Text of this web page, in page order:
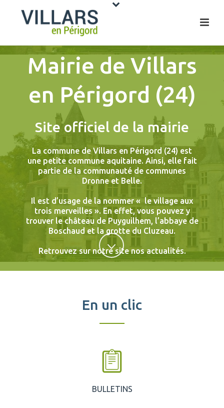
Mairie de Villars
en Périgord (24)
Site officiel de la mairie
La commune de Villars en Périgord (24) est
une petite commune aquitaine. Ainsi, elle fait
partie de la communauté de communes
Dronne et Belle.
Il est d’usage de la nommer « le village aux
trois merveilles ». En effet, vous pouvez y
trouver le château de Puyguilhem, l’abbaye de
Boschaud et la grotte du Cluzeau.
Retrouvez sur notre site nosactualités.
En un clic
BULLETINS